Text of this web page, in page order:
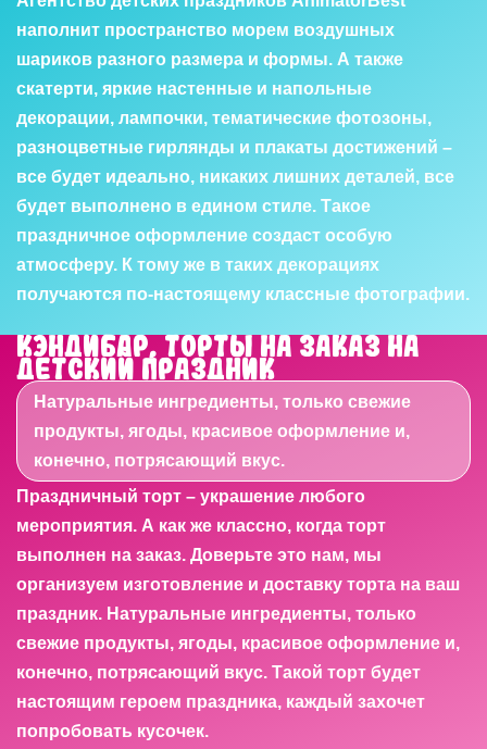
наполнит пространство морем воздушных
шариков разного размера и формы. А также
скатерти, яркие настенные и напольные
декорации, лампочки, тематические фотозоны,
разноцветные гирлянды и плакаты достижений –
все будет идеально, никаких лишних деталей, все
будет выполнено в едином стиле. Такое
праздничное оформление создаст особую
атмосферу. К тому же в таких декорациях
получаются по-настоящему классные фотографии.
Кэндибар, торты на заказ на
детский праздник
Натуральные ингредиенты, только свежие
продукты, ягоды, красивое оформление и,
конечно, потрясающий вкус.
Праздничный торт – украшение любого
мероприятия. А как же классно, когда торт
выполнен на заказ. Доверьте это нам, мы
организуем изготовление и доставку торта на ваш
праздник. Натуральные ингредиенты, только
свежие продукты, ягоды, красивое оформление и,
конечно, потрясающий вкус. Такой торт будет
настоящим героем праздника, каждый захочет
попробовать кусочек.